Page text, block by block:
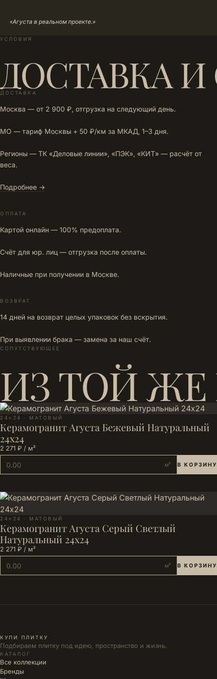
«Агуста в реальном проекте.»
УСЛОВИЯ
ДОСТАВКА
ДОСТАВКА
Москва — от 2 900 ₽, отгрузка на следующий день.
МО — тариф Москвы + 50 ₽/км за МКАД, 1–3 дня.
Регионы — ТК «Деловые линии», «ПЭК», «КИТ» — расчёт от
веса.
Подробнее →
ОПЛАТА
Картой онлайн — 100% предоплата.
Счёт для юр. лиц — отгрузка после оплаты.
Наличные при получении в Москве.
ВОЗВРАТ
14 дней на возврат целых упаковок без вскрытия.
При выявлении брака — замена за наш счёт.
СОПУТСТВУЮЩЕЕ
ИЗ ТОЙ ЖЕ
24×24 · МАТОВЫЙ
Керамогранит Агуста Бежевый Натуральный
24х24
2 271 ₽ / м²
м² В КОРЗИНУ
24×24 · МАТОВЫЙ
Керамогранит Агуста Серый Светлый
Натуральный 24х24
2 271 ₽ / м²
м² В КОРЗИНУ
КУПИ ПЛИТКУ
Подбираем плитку под идею, пространство и жизнь.
КАТАЛОГ
Все коллекции
Бренды